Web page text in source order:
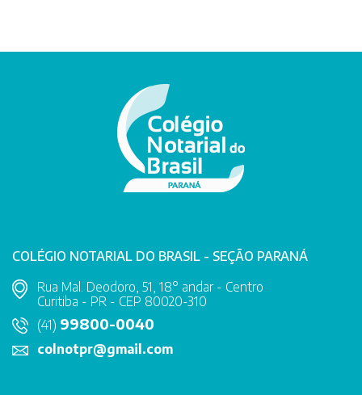
COLÉGIO NOTARIAL DO BRASIL - SEÇÃO PARANÁ
Rua Mal. Deodoro, 51, 18° andar - Centro
Curitiba - PR - CEP 80020-310
(41) 99800-0040
colnotpr@gmail.com